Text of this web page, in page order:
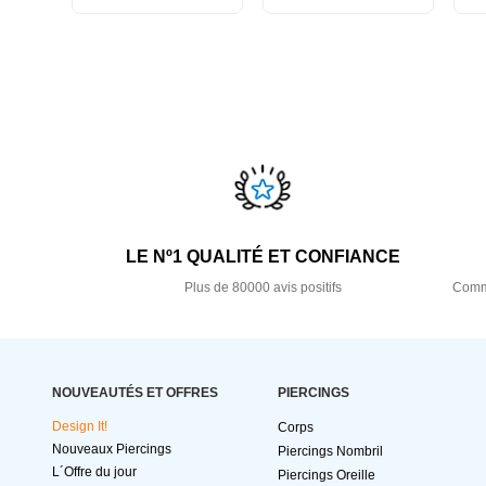
LE Nº1 QUALITÉ ET CONFIANCE
Plus de 80000 avis positifs
NOUVEAUTÉS ET OFFRES
Design It!
Nouveaux Piercings
L´Offre du jour
PIERCINGS
Corps
Piercings Nombril
Piercings Oreille